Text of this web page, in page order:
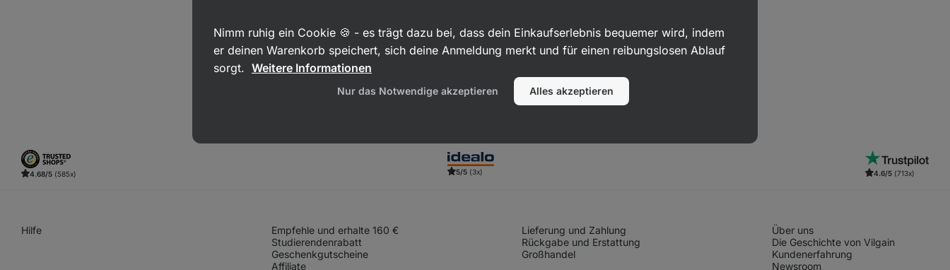
4.68/5 (585x) 5/5 (3x) 4.6/5 (713x)
Hilfe
Empfehle und erhalte 160 €
Studierendenrabatt
Geschenkgutscheine
Affiliate
Lieferung und Zahlung
Rückgabe und Erstattung
Großhandel
Über uns
Die Geschichte von Vilgain
Kundenerfahrung
Newsroom
Nimm ruhig ein Cookie 🍪 - es trägt dazu bei, dass dein Einkaufserlebnis bequemer wird, indem
er deinen Warenkorb speichert, sich deine Anmeldung merkt und für einen reibungslosen Ablauf
sorgt. Weitere Informationen
Nur das Notwendige akzeptieren Alles akzeptieren